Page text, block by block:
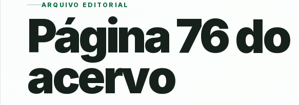
ARQUIVO EDITORIAL
Página 76 do
acervo